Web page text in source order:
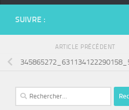
SUIVRE :
ARTICLE PRÉCÉDENT
Rechercher :